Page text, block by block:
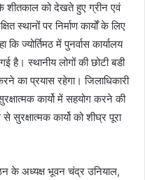
शीतकाल को देखते हुए ग्रीन एवं
स्थानों पर निर्माण कार्यों के लिए
ज्योर्तिमठ में पुनर्वास कार्यालय
है। स्थानीय लोगों की छोटी बडी
का प्रयास रहेगा। जिलाधिकारी
कार्यो में सहयोग करने की
कार्यो को शीघ्र पूरा
के अध्यक्ष भूवन चंद्र उनियाल,